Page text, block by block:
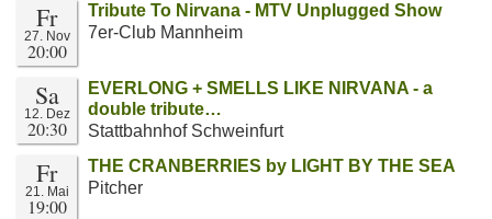
Fr
27. Nov
20:00
Tribute To Nirvana - MTV Unplugged Show
7er-Club Mannheim
Sa
12. Dez
20:30
EVERLONG + SMELLS LIKE NIRVANA - a
double tribute…
Stattbahnhof Schweinfurt
Fr
21. Mai
19:00
THE CRANBERRIES by LIGHT BY THE SEA
Pitcher